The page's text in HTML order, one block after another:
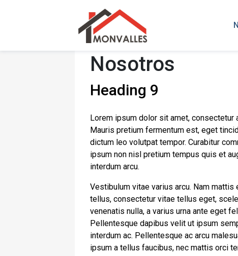
Nosotros
Heading 9
Lorem ipsum dolor sit amet,
Mauris pretium fermentum est, eget
dictum leo volutpat tempor. Curabitur
ipsum non nisl pretium tempus quis et
interdum arcu.
Vestibulum vitae varius arcu. Nam
tellus, consectetur vitae tellus eget,
venenatis nulla, a varius urna ante eget
Pellentesque dapibus velit ut ipsum
interdum ac. Pellentesque ac arcu
ipsum a tellus faucibus, nec mattis orci